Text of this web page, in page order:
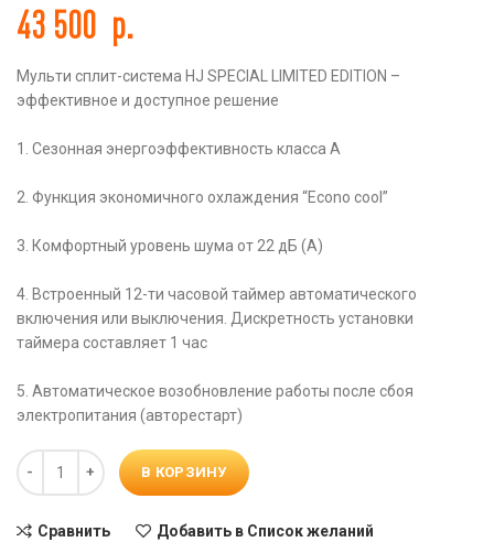
43 500 р.
Мульти сплит-система HJ SPECIAL LIMITED EDITION –
эффективное и доступное решение
1. Сезонная энергоэффективность класса А
2. Функция экономичного охлаждения “Econo cool”
3. Комфортный уровень шума от 22 дБ (А)
4. Встроенный 12-ти часовой таймер автоматического
включения или выключения. Дискретность установки
таймера составляет 1 час
5. Автоматическое возобновление работы после сбоя
электропитания (авторестарт)
Количество
В КОРЗИНУ
Сравнить Добавить в Список желаний